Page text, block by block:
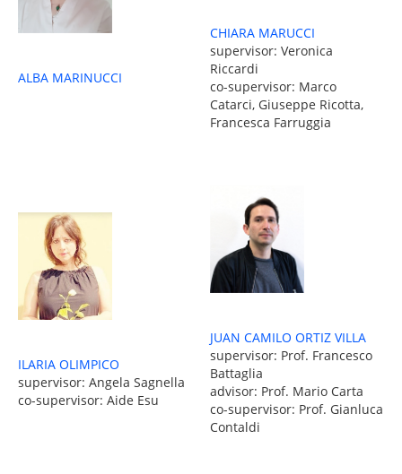
ALBA MARINUCCI
CHIARA MARUCCI
supervisor: Veronica
Riccardi
co-supervisor: Marco
Catarci, Giuseppe Ricotta,
Francesca Farruggia
ILARIA OLIMPICO
supervisor: Angela Sagnella
co-supervisor: Aide Esu
JUAN CAMILO ORTIZ VILLA
supervisor: Prof. Francesco
Battaglia
advisor: Prof. Mario Carta
co-supervisor: Prof. Gianluca
Contaldi